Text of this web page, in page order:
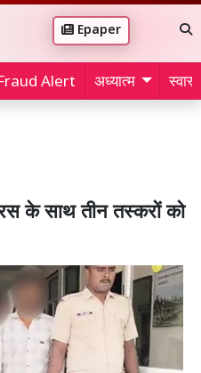
Epaper
Alert अध्यात्म
के साथ तीन तस्करों को